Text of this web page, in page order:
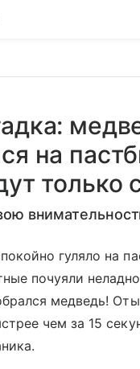
на
только
гуляло на
почуяли
медведь!
чем за 15